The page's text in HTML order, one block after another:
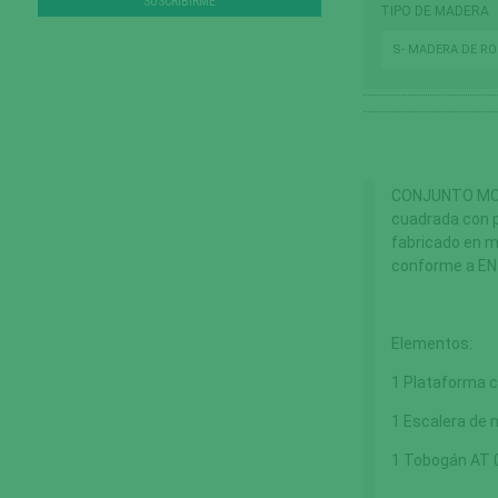
TIPO DE MADERA
S- MADERA DE
CONJUNTO
cuadrada con
fabricado en
conforme a
Elementos:
1 Plataforma
1 Escalera de
1 Tobogán AT